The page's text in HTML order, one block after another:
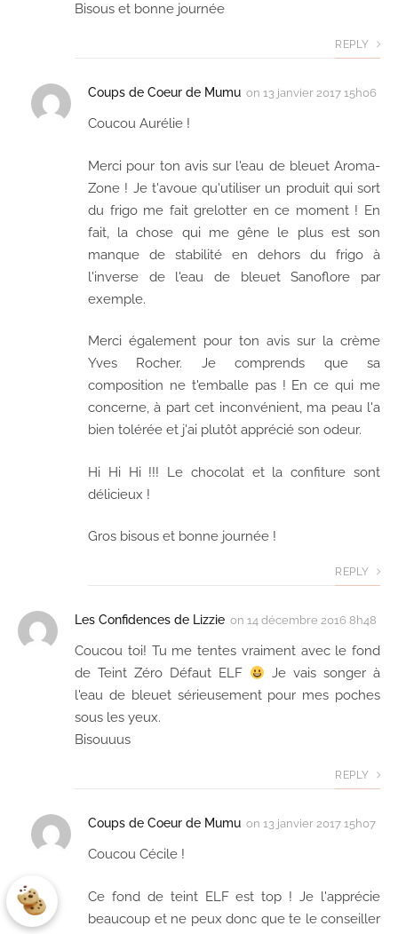
Bisous et bonne journée
REPLY
Coups de Coeur de Mumu on 13 janvier 2017 15h06
Coucou Aurélie !
Merci pour ton avis sur l'eau de bleuet Aroma-
Zone ! Je t'avoue qu'utiliser un produit qui sort
du frigo me fait grelotter en ce moment ! En
fait, la chose qui me gêne le plus est son
manque de stabilité en dehors du frigo à
l'inverse de l'eau de bleuet Sanoflore par
exemple.
Merci également pour ton avis sur la crème
Yves Rocher. Je comprends que sa
composition ne t'emballe pas ! En ce qui me
concerne, à part cet inconvénient, ma peau l'a
bien tolérée et j'ai plutôt apprécié son odeur.
Hi Hi Hi !!! Le chocolat et la confiture sont
délicieux !
Gros bisous et bonne journée !
REPLY
Les Confidences de Lizzie on 14 décembre 2016 8h48
Coucou toi! Tu me tentes vraiment avec le fond
de Teint Zéro Défaut ELF
Je vais songer à
l'eau de bleuet sérieusement pour mes poches
sous les yeux.
Bisouuus
REPLY
Coups de Coeur de Mumu on 13 janvier 2017 15h07
Coucou Cécile !
Ce fond de teint ELF est top ! Je l'apprécie
beaucoup et ne peux donc que te le conseiller